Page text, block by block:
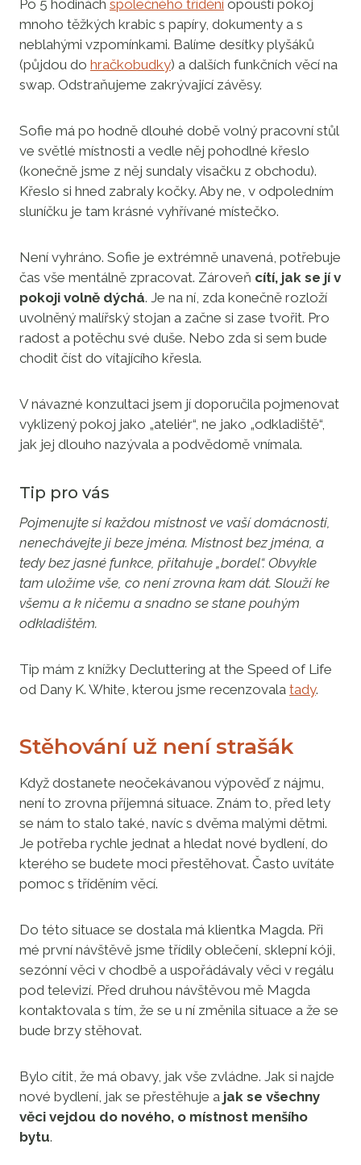
Po 5 hodinách společného třídění opouští pokoj
mnoho těžkých krabic s papíry, dokumenty a s
neblahými vzpomínkami. Balíme desítky plyšáků
(půjdou do hračkobudky) a dalších funkčních věcí na
swap. Odstraňujeme zakrývající závěsy.
Sofie má po hodně dlouhé době volný pracovní stůl
ve světlé místnosti a vedle něj pohodlné křeslo
(konečně jsme z něj sundaly visačku z obchodu).
Křeslo si hned zabraly kočky. Aby ne, v odpoledním
sluníčku je tam krásné vyhřívané místečko.
Není vyhráno. Sofie je extrémně unavená, potřebuje
čas vše mentálně zpracovat. Zároveň cítí, jak se jí v
pokoji volně dýchá. Je na ní, zda konečně rozloží
uvolněný malířský stojan a začne si zase tvořit. Pro
radost a potěchu své duše. Nebo zda si sem bude
chodit číst do vítajícího křesla.
V návazné konzultaci jsem jí doporučila pojmenovat
vyklizený pokoj jako „ateliér“, ne jako „odkladiště“,
jak jej dlouho nazývala a podvědomě vnímala.
Tip pro vás
Pojmenujte si každou místnost ve vaší domácnosti,
nenechávejte ji beze jména. Místnost bez jména, a
tedy bez jasné funkce, přitahuje „bordel“. Obvykle
tam uložíme vše, co není zrovna kam dát. Slouží ke
všemu a k ničemu a snadno se stane pouhým
odkladištěm.
Tip mám z knížky Decluttering at the Speed of Life
od Dany K. White, kterou jsme recenzovala tady.
Stěhování už není strašák
Když dostanete neočekávanou výpověď z nájmu,
není to zrovna příjemná situace. Znám to, před lety
se nám to stalo také, navíc s dvěma malými dětmi.
Je potřeba rychle jednat a hledat nové bydlení, do
kterého se budete moci přestěhovat. Často uvítáte
pomoc s tříděním věcí.
Do této situace se dostala má klientka Magda. Při
mé první návštěvě jsme třídily oblečení, sklepní kóji,
sezónní věci v chodbě a uspořádávaly věci v regálu
pod televizí. Před druhou návštěvou mě Magda
kontaktovala s tím, že se u ní změnila situace a že se
bude brzy stěhovat.
Bylo cítit, že má obavy, jak vše zvládne. Jak si najde
nové bydlení, jak se přestěhuje a jak se všechny
věci vejdou do nového, o místnost menšího
bytu.